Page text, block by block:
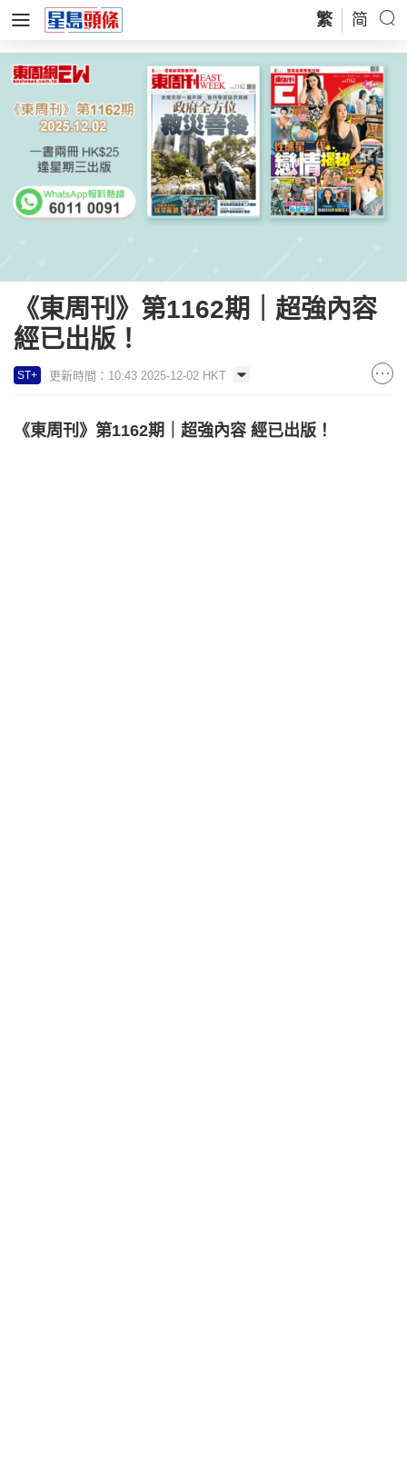
繁 简
《東周刊》第1162期｜超強內容
經已出版！
ST+ 更新時間：10:43 2025-12-02 HKT
《東周刊》第1162期｜超強內容 經已出版！